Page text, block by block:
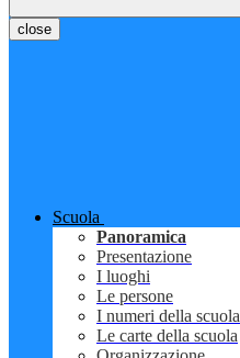
close
Scuola
Panoramica
Presentazione
I luoghi
Le persone
I numeri della scuola
Le carte della scuola